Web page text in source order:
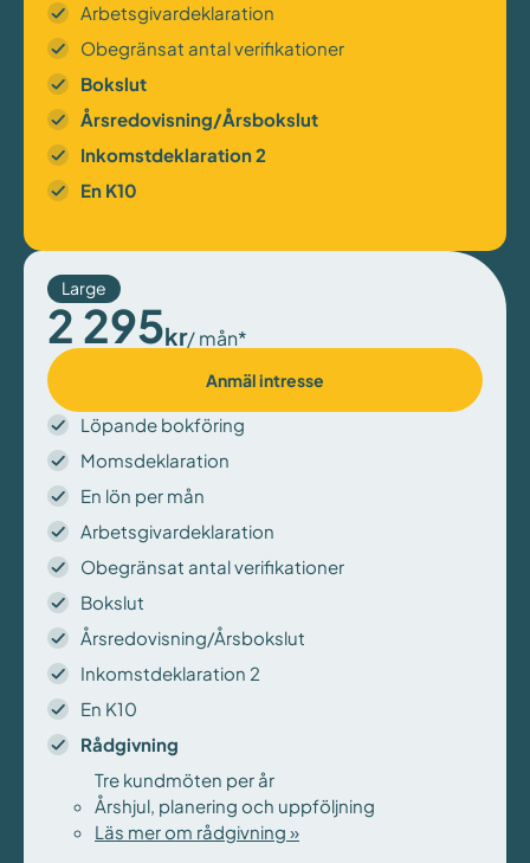
Arbetsgivardeklaration
Obegränsat antal verifikationer
Bokslut
Årsredovisning/Årsbokslut
Inkomstdeklaration 2
En K10
Large
2 295kr/ mån*
Anmäl intresse
Löpande bokföring
Momsdeklaration
En lön per mån
Arbetsgivardeklaration
Obegränsat antal verifikationer
Bokslut
Årsredovisning/Årsbokslut
Inkomstdeklaration 2
En K10
Rådgivning
Tre kundmöten per år
Årshjul, planering och uppföljning
Läs mer om rådgivning »